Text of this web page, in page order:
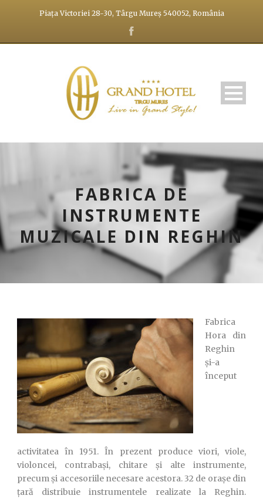
Piața Victoriei 28-30, Târgu Mureș 540052, România
FABRICA DE
INSTRUMENTE
MUZICALE DIN REGHIN
Fabrica
Hora din
Reghin
și-a
început
activitatea în 1951. În prezent produce viori, viole,
violoncei, contrabași, chitare și alte instrumente,
precum și accesoriile necesare acestora. 32 de orașe din
țară distribuie instrumentele realizate la Reghin.